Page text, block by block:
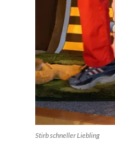
Stirb schneller Liebling